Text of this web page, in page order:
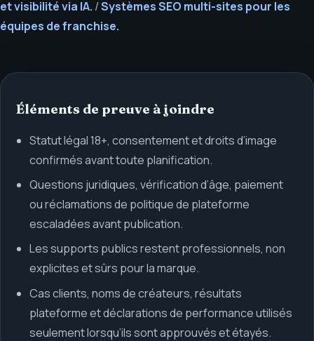
et visibilité via IA. /Systèmes SEO multi-sites pour les
équipes de franchise.
Éléments de preuve à joindre
Statut légal 18+, consentement et droits d’image
confirmés avant toute planification.
Questions juridiques, vérification d’âge, paiement
ou réclamations de politique de plateforme
escaladées avant publication.
Les supports publics restent professionnels, non
explicites et sûrs pour la marque.
Cas clients, noms de créateurs, résultats
plateforme et déclarations de performance utilisés
seulement lorsqu’ils sont approuvés et étayés.